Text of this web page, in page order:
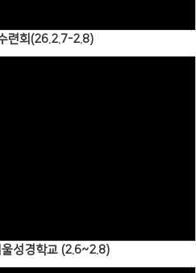
련회(26.2.7-2.8)
성경학교 (2.6~2.8)